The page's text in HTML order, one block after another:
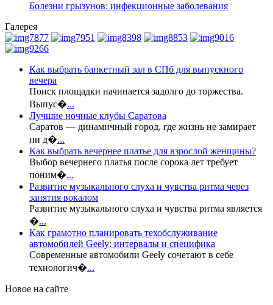
Болезни грызунов: инфекционные заболевания
Галерея
Как выбрать банкетный зал в СПб для выпускного
вечера
Поиск площадки начинается задолго до торжества.
Выпус�...
Лучшие ночные клубы Саратова
Саратов — динамичный город, где жизнь не замирает
ни д�...
Как выбрать вечернее платье для взрослой женщины?
Выбор вечернего платья после сорока лет требует
поним�...
Развитие музыкального слуха и чувства ритма через
занятия вокалом
Развитие музыкального слуха и чувства ритма является
�...
Как грамотно планировать техобслуживание
автомобилей Geely: интервалы и специфика
Современные автомобили Geely сочетают в себе
технологич�...
Новое на сайте